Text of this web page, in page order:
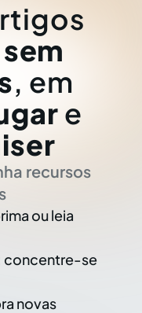
sem
, em
e
recursos
ou leia
concentre-se
novas